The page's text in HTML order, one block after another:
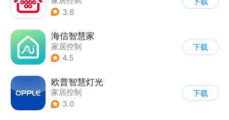
3.6
海信智慧家
家居控制
4.5
下载
欧普智慧灯光
家居控制
3.0
下载